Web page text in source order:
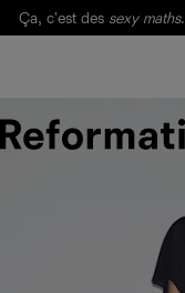
Ça, c'est des sexy maths.